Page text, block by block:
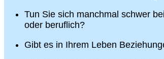
Tun Sie sich manchmal schwer
oder beruflich?
Gibt es in Ihrem Leben